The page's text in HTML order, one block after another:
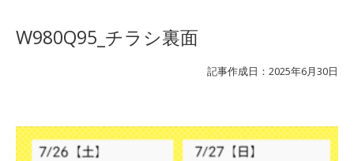
W980Q95_チラシ裏面
記事作成日：2025年6月30日